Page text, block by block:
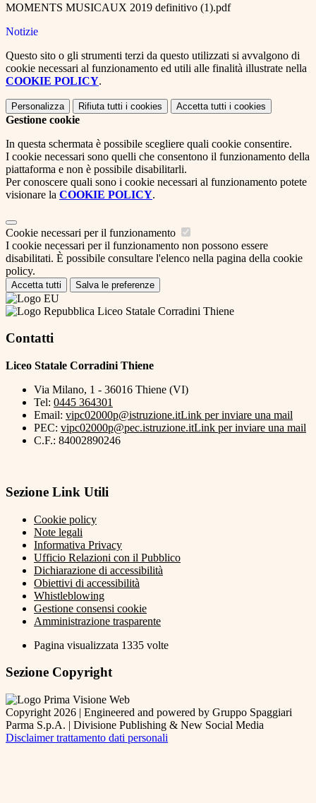
MOMENTS MUSICAUX 2019 definitivo (1).pdf
Notizie
Questo sito o gli strumenti terzi da questo utilizzati si avvalgono di
cookie necessari al funzionamento ed utili alle finalità illustrate nella
COOKIE POLICY.
Personalizza Rifiuta tutti i cookies Accetta tutti i cookies
Gestione cookie
In questa schermata è possibile scegliere quali cookie consentire.
I cookie necessari sono quelli che consentono il funzionamento della
piattaforma e non è possibile disabilitarli.
Per conoscere quali sono i cookie necessari al funzionamento potete
visionare la COOKIE POLICY.
Cookie necessari per il funzionamento
I cookie necessari per il funzionamento non possono essere
disabilitati. È possibile consultare l'elenco nella pagina della cookie
policy.
Accetta tutti Salva le preferenze
Liceo Statale Corradini Thiene
Contatti
Liceo Statale Corradini Thiene
Via Milano, 1 - 36016 Thiene (VI)
Tel: 0445 364301
Email: vipc02000p@istruzione.itLink per inviare una mail
PEC: vipc02000p@pec.istruzione.itLink per inviare una mail
C.F.: 84002890246
Sezione Link Utili
Cookie policy
Note legali
Informativa Privacy
Ufficio Relazioni con il Pubblico
Dichiarazione di accessibilità
Obiettivi di accessibilità
Whistleblowing
Gestione consensi cookie
Amministrazione trasparente
Pagina visualizzata 1335 volte
Sezione Copyright
Copyright 2026 | Engineered and powered by Gruppo Spaggiari
Parma S.p.A. | Divisione Publishing & New Social Media
Disclaimer trattamento dati personali